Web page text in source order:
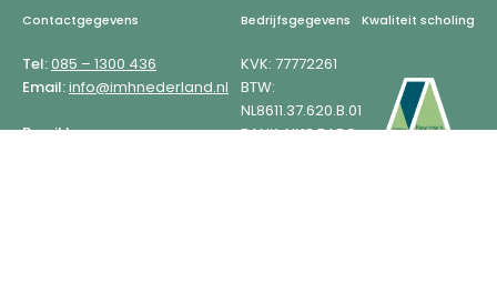
Footer
Contactgegevens
Tel:085 – 1300 436
Email:info@imhnederland.nl
Bereikbaar:
Bedrijfsgegevens
KVK: 77772261
BTW:
NL8611.37.620.B.01
BANK: NL18 RABO
Kwaliteit scholing